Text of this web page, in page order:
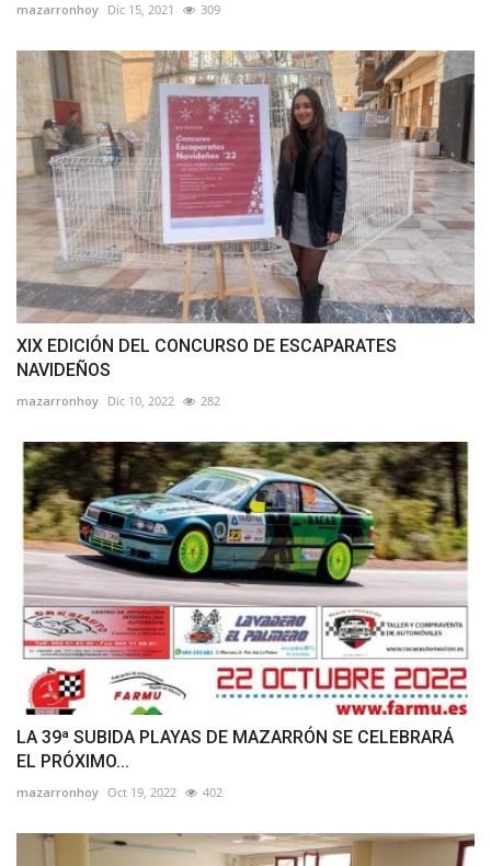
mazarronhoy Dic 15, 2021 309
XIX EDICIÓN DEL CONCURSO DE ESCAPARATES
NAVIDEÑOS
mazarronhoy Dic 10, 2022 282
LA 39ª SUBIDA PLAYAS DE MAZARRÓN SE CELEBRARÁ
EL PRÓXIMO...
mazarronhoy Oct 19, 2022 402